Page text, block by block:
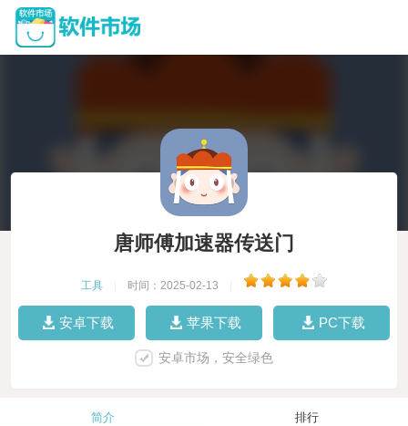
唐师傅加速器传送门
工具 时间：2025-02-13
安卓下载 苹果下载 PC下载
安卓市场，安全绿色
简介 排行